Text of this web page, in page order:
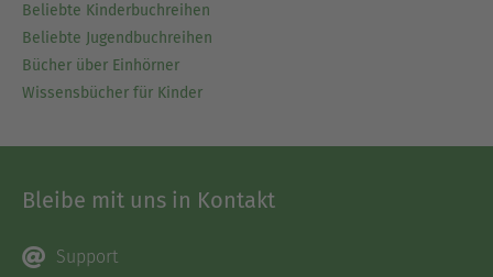
Beliebte Kinderbuchreihen
Beliebte Jugendbuchreihen
Bücher über Einhörner
Wissensbücher für Kinder
Bleibe mit uns in Kontakt
Support